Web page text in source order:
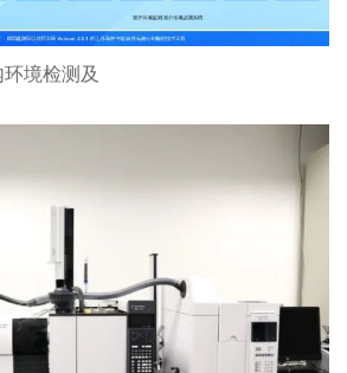
境检测及